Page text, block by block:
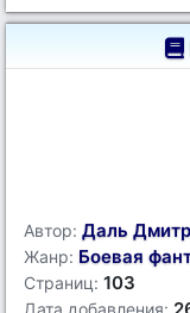
Автор: Даль
Жанр: Боевая
Страниц: 103
Дата добавления: